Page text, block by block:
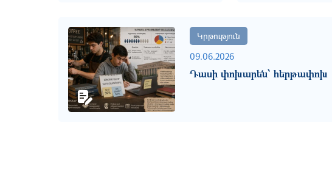
Կրթություն
09.06.2026
Դասի փոխարեն՝ հերթափոխ